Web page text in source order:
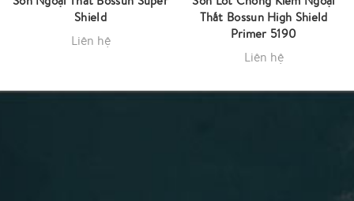
Shield
Liên hệ
Thất Bossun High Shield
Primer 5190
Liên hệ